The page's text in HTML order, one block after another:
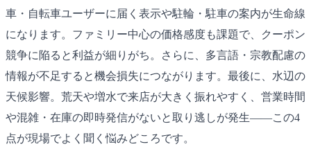
車・自転車ユーザーに届く表示や駐輪・駐車の案内が生命線
になります。ファミリー中心の価格感度も課題で、クーポン
競争に陥ると利益が細りがち。さらに、多言語・宗教配慮の
情報が不足すると機会損失につながります。最後に、水辺の
天候影響。荒天や増水で来店が大きく振れやすく、営業時間
や混雑・在庫の即時発信がないと取り逃しが発生——この4
点が現場でよく聞く悩みどころです。